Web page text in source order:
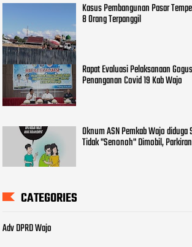
Kasus Pembangunan Pasar
8 Orang Terpanggil
Rapat Evaluasi Pelaksanaan
Penanganan Covid 19 Kab Wajo
Oknum ASN Pemkab Wajo
Tidak "Senonoh" Dimobil,
CATEGORIES
Adv DPRD Wajo